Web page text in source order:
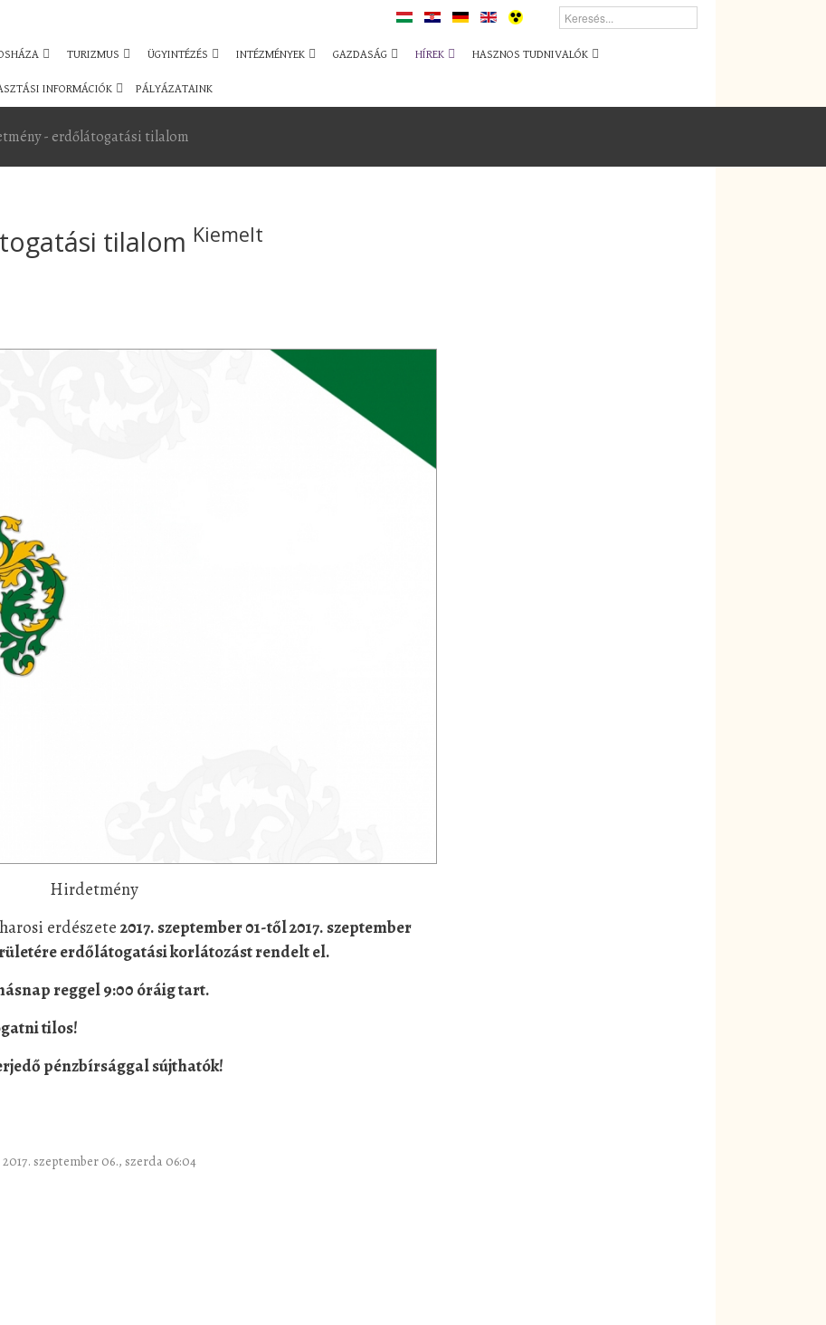
TURIZMUS ÜGYINTÉZÉS INTÉZMÉNYEK GAZDASÁG HÍREK HASZNOS TUDNIVALÓK
INFORMÁCIÓK PÁLYÁZATAINK
- erdőlátogatási tilalom
tilalom Kiemelt
Hirdetmény
erdészete 2017. szeptember 01-től 2017. szeptember
erdőlátogatási korlátozást rendelt el.
reggel 9:00 óráig tart.
tilos!
pénzbírsággal sújthatók!
szeptember 06., szerda 06:04